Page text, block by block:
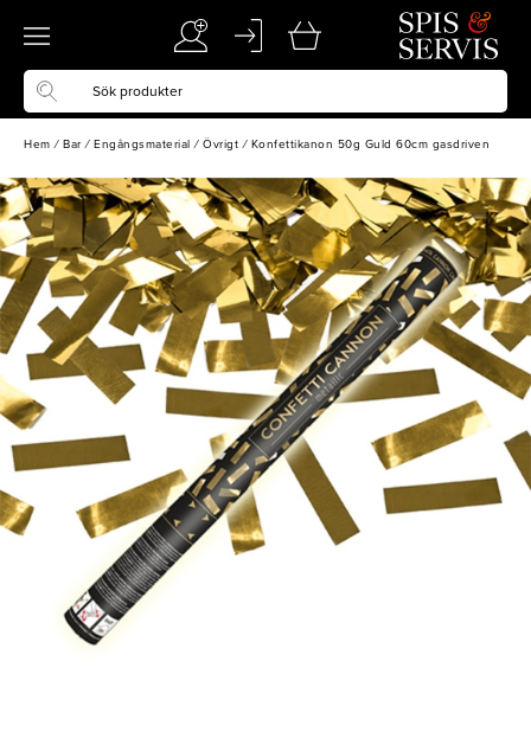
Hem / Bar / Engångsmaterial / Övrigt / Konfettikanon 50g Guld 60cm gasdriven